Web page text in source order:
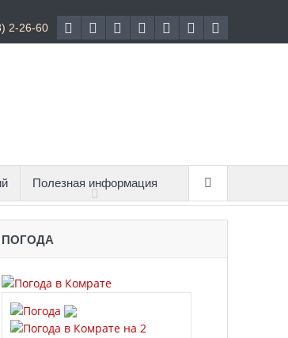
2-26-60
Полезная информация
ПОГОДА